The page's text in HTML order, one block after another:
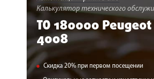
ГАРАНТИИ
О СЕРВИСЕ
АКЦИИ
Калькулятор технического
ТО 180000 Peugeot
4008
Скидка 20% при первом посещении